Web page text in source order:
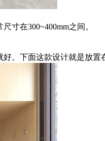
寸在300~400mm之间。
。下面这款设计就是放